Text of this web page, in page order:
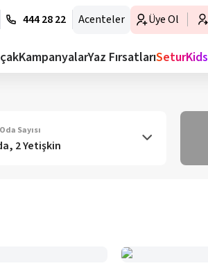
444 28 22 Acenteler Üye Ol
KampanyalarYaz FırsatlarıSeturKids
Sayısı
2 Yetişkin